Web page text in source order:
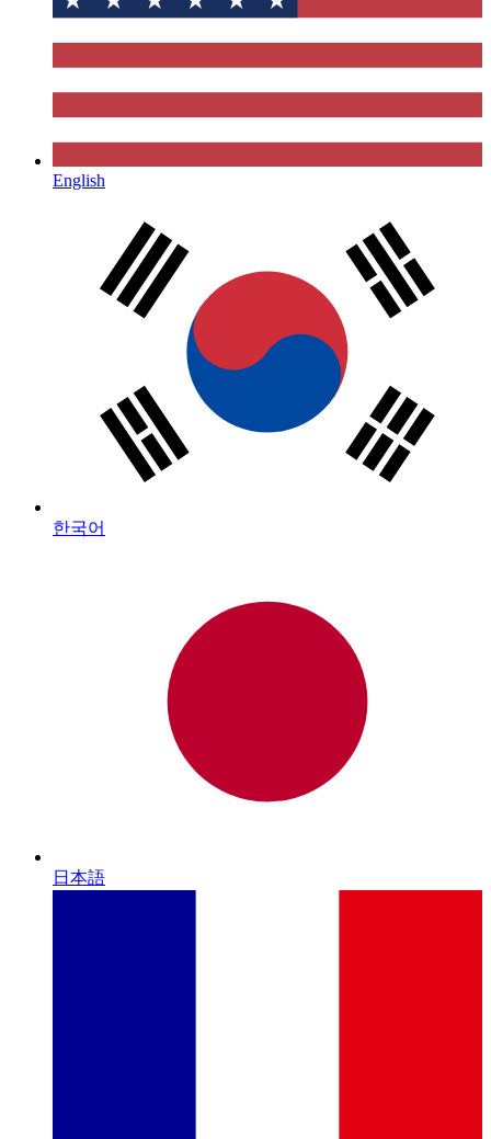
English
한국어
日本語